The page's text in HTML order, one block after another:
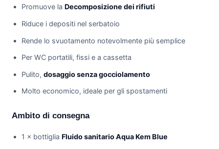
Promuove la Decomposizione dei rifiuti
Riduce i depositi nel serbatoio
Rende lo svuotamento notevolmente più semplice
Per WC portatili, fissi e a cassetta
Pulito, dosaggio senza gocciolamento
Molto economico, ideale per gli spostamenti
Ambito di consegna
1 × bottiglia Fluido sanitario Aqua Kem Blue